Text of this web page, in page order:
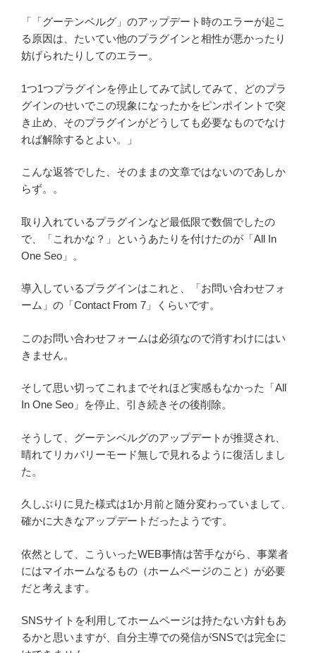
「「グーテンベルグ」のアップデート時のエラーが起こ
る原因は、たいてい他のプラグインと相性が悪かったり
妨げられたりしてのエラー。
1つ1つプラグインを停止してみて試してみて、どのプラ
グインのせいでこの現象になったかをピンポイントで突
き止め、そのプラグインがどうしても必要なものでなけ
れば解除するとよい。」
こんな返答でした、そのままの文章ではないのであしか
らず。。
取り入れているプラグインなど最低限で数個でしたの
で、「これかな？」というあたりを付けたのが「All In
One Seo」。
導入しているプラグインはこれと、「お問い合わせフォ
ーム」の「Contact From 7」くらいです。
このお問い合わせフォームは必須なので消すわけにはい
きません。
そして思い切ってこれまでそれほど実感もなかった「All
In One Seo」を停止、引き続きその後削除。
そうして、グーテンベルグのアップデートが推奨され、
晴れてリカバリーモード無しで見れるように復活しまし
た。
久しぶりに見た様式は1か月前と随分変わっていまして、
確かに大きなアップデートだったようです。
依然として、こういったWEB事情は苦手ながら、事業者
にはマイホームなるもの（ホームページのこと）が必要
だと考えます。
SNSサイトを利用してホームページは持たない方針もあ
るかと思いますが、自分主導での発信がSNSでは完全に